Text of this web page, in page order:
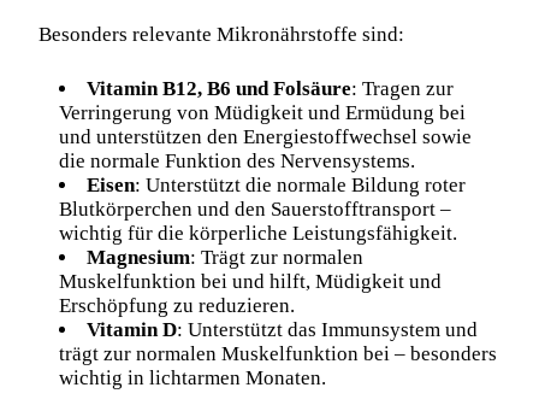
Besonders relevante Mikronährstoffe sind:
Vitamin B12, B6 und Folsäure: Tragen zur
Verringerung von Müdigkeit und Ermüdung bei
und unterstützen den Energiestoffwechsel sowie
die normale Funktion des Nervensystems.
Eisen: Unterstützt die normale Bildung roter
Blutkörperchen und den Sauerstofftransport –
wichtig für die körperliche Leistungsfähigkeit.
Magnesium: Trägt zur normalen
Muskelfunktion bei und hilft, Müdigkeit und
Erschöpfung zu reduzieren.
Vitamin D: Unterstützt das Immunsystem und
trägt zur normalen Muskelfunktion bei – besonders
wichtig in lichtarmen Monaten.